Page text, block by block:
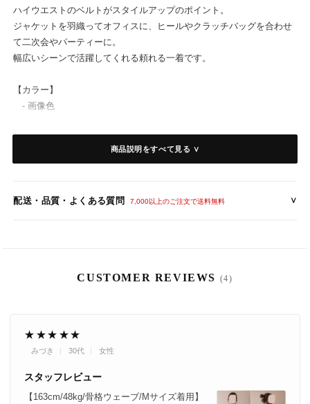
ハイウエストのベルトがスタイルアップのポイント。
ジャケットを羽織ってオフィスに、ヒールやクラッチバッグを合わせ
て二次会やパーティーに。
幅広いシーンで活躍してくれる頼れる一着です。
【カラー】
- 画像色
【仕 様】
-L : 約141cm / 38cm / 100cm / 76cm / 120cm
※実寸を記載しておりますが、商品により若干の誤差がある場合がご
商品説明をすべて見る ∨
配送・品質・よくある質問 7,000以上のご注文で送料無料 ∨
8 24 (月)
CUSTOMER REVIEWS (4)
★★★★★
みづき 30代 女性
スタッフレビュー
【163cm/48kg/骨格ウェーブ/Mサイズ着用】